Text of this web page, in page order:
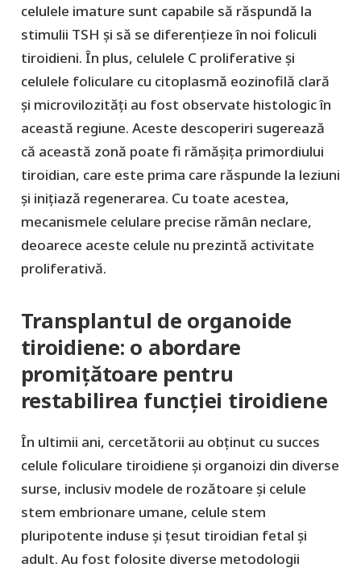
celulele imature sunt capabile să răspundă la
stimulii TSH și să se diferențieze în noi foliculi
tiroidieni. În plus, celulele C proliferative și
celulele foliculare cu citoplasmă eozinofilă clară
și microvilozități au fost observate histologic în
această regiune. Aceste descoperiri sugerează
că această zonă poate fi rămășița primordiului
tiroidian, care este prima care răspunde la leziuni
și inițiază regenerarea. Cu toate acestea,
mecanismele celulare precise rămân neclare,
deoarece aceste celule nu prezintă activitate
proliferativă.
Transplantul de organoide
tiroidiene: o abordare
promițătoare pentru
restabilirea funcției tiroidiene
În ultimii ani, cercetătorii au obținut cu succes
celule foliculare tiroidiene și organoizi din diverse
surse, inclusiv modele de rozătoare și celule
stem embrionare umane, celule stem
pluripotente induse și țesut tiroidian fetal și
adult. Au fost folosite diverse metodologii